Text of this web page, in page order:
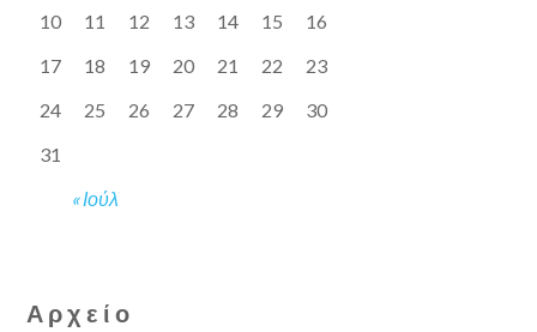
« Ιούλ
10
11 12 13 14 15
16
17
18 19 20 21 22
23
24
25 26 27 28 29
30
31
Αρχείο